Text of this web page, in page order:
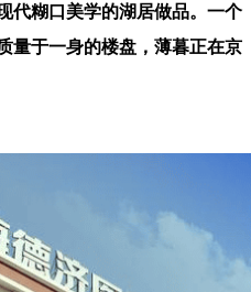
代糊口美学的湖居做品。一个
量于一身的楼盘，薄暮正在京